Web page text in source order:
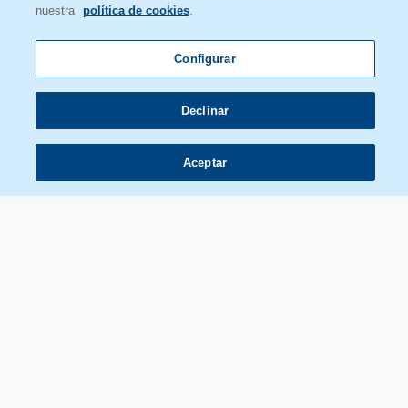
domótica o los seguros a la alimentación y el turismo.
nuestra política de cookies.
Configurar
Declinar
Aceptar